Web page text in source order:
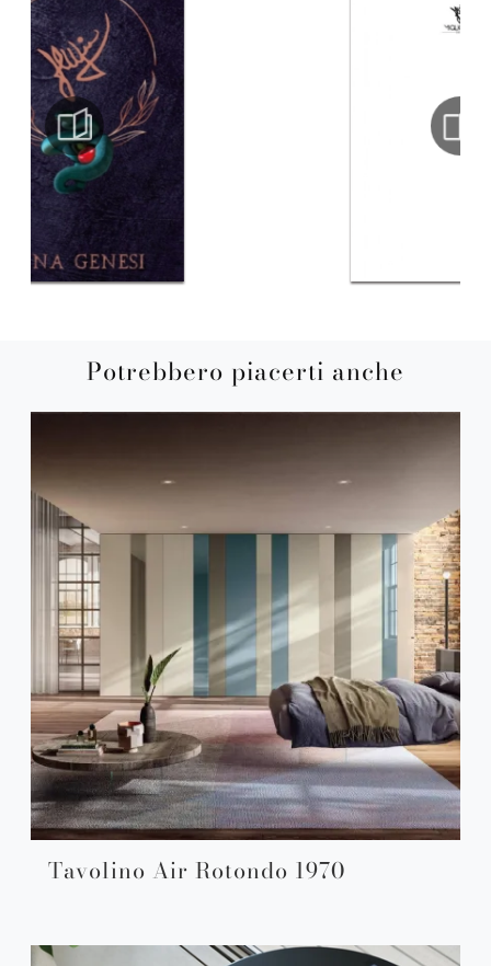
Potrebbero piacerti anche
Tavolino Air Rotondo 1970